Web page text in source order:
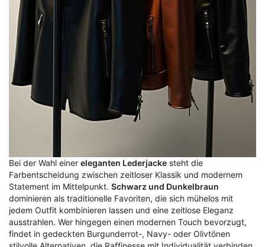
Bei der Wahl einer eleganten Lederjacke steht die
Farbentscheidung zwischen zeitloser Klassik und modernem
Statement im Mittelpunkt. Schwarz und Dunkelbraun
dominieren als traditionelle Favoriten, die sich mühelos mit
jedem Outfit kombinieren lassen und eine zeitlose Eleganz
ausstrahlen. Wer hingegen einen modernen Touch bevorzugt,
findet in gedeckten Burgunderrot-, Navy- oder Olivtönen